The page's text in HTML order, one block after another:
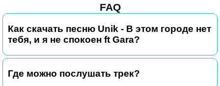
FAQ
Как скачать песню Unik - В этом городе нет
тебя, и я не спокоен ft Gara?
Где можно послушать трек?